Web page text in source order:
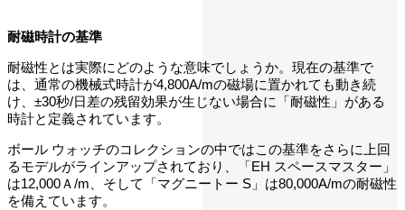
耐磁時計の基準
耐磁性とは実際にどのような意味でしょうか。現在の基準で
は、通常の機械式時計が4,800A/mの磁場に置かれても動き続
け、±30秒/日差の残留効果が生じない場合に「耐磁性」がある
時計と定義されています。
ボール ウォッチのコレクションの中ではこの基準をさらに上回
るモデルがラインアップされており、「EH スペースマスター」
は12,000Ａ/m、そして「マグニートー S」は80,000A/mの耐磁性
を備えています。